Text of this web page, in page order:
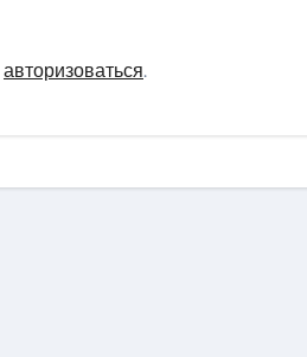
авторизоваться.